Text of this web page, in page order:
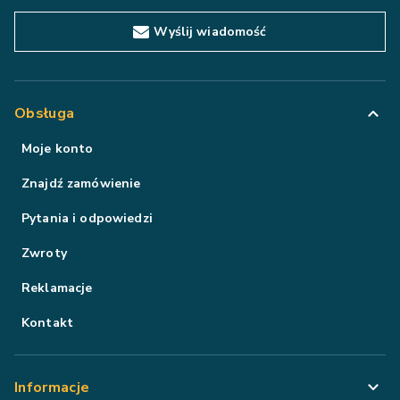
Wyślij wiadomość
Obsługa
Moje konto
Znajdź zamówienie
Pytania i odpowiedzi
Zwroty
Reklamacje
Kontakt
Informacje